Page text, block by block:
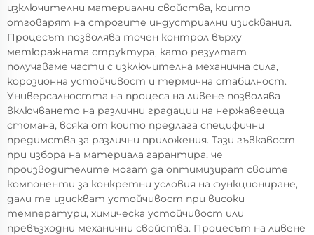
изключителни материални свойства, които
отговарят на строгите индустриални изисквания.
Процесът позволява точен контрол върху
метюражната структура, като резултат
получаваме части с изключителна механична сила,
корозионна устойчивост и термична стабилност.
Универсалността на процеса на ливене позволява
включването на различни градации на нержавееща
стомана, всяка от които предлага специфични
предимства за различни приложения. Тази гъвкавост
при избора на материала гарантира, че
производителите могат да оптимизират своите
компоненти за конкретни условия на функциониране,
дали те изискват устойчивост при високи
температури, химическа устойчивост или
превъзходни механични свойства. Процесът на ливене